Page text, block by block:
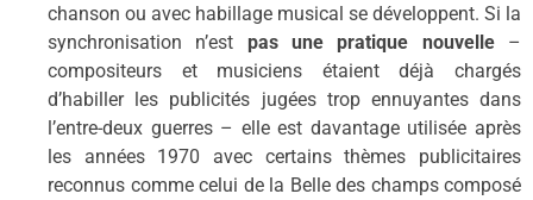
chanson ou avec habillage musical se développent. Si la
synchronisation n’est pas une pratique nouvelle–
compositeurs et musiciens étaient déjà chargés
d’habiller les publicités jugées trop ennuyantes dans
l’entre-deux guerres – elle est davantage utilisée après
les années 1970 avec certains thèmes publicitaires
reconnus comme celui de la Belle des champs composé